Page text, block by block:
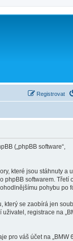
Registrovat
(„phpBB software“,
které jsou stáhnuty a
phpBB softwarem. Třetí
pohybu po
který se zaobírá jen
registrace na
pro váš účet na „BMW